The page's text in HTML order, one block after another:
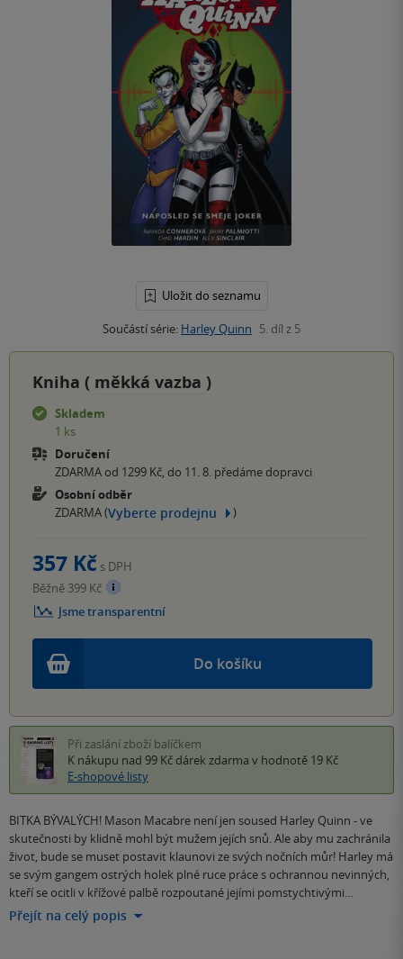
Uložit do seznamu
Součástí série: Harley Quinn 5. díl z 5
Kniha ( měkká vazba )
Skladem
1 ks
Doručení
ZDARMA od 1299 Kč, do 11. 8. předáme dopravci
Osobní odběr
ZDARMA (Vyberte prodejnu )
Do košíku
357 Kč s DPH
Běžně 399 Kč
Jsme transparentní
Při zaslání zboží balíčkem
K nákupu nad 99 Kč dárek zdarma v hodnotě 19 Kč
E-shopové listy
BITKA BÝVALÝCH! Mason Macabre není jen soused Harley Quinn - ve
skutečnosti by klidně mohl být mužem jejích snů. Ale aby mu zachránila
život, bude se muset postavit klaunovi ze svých nočních můr! Harley má
se svým gangem ostrých holek plné ruce práce s ochrannou nevinných,
kteří se ocitli v křížové palbě rozpoutané jejími pomstychtivými…
Přejít na celý popis